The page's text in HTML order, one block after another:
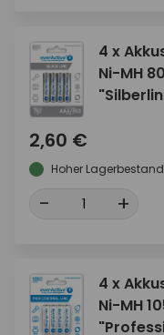
4 x
Ni-MH
2,60 €
Hoher Lagerbestand
- +
4 x
Ni-MH